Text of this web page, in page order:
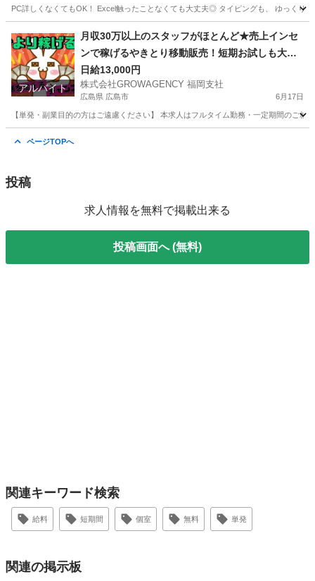
PC詳しくなくてもOK！ Excel触ったことなくても大丈夫◎ タイピングも、 ゆっくり
一般事務 タイピング
アルバイト
月収30万以上のスタッフがほとんど★売上インセ
ンで稼げるやきとり移動販売！短期お試しも大歓
迎♪
日給13,000円
株式会社GROWAGENCY 福岡支社
広島県 広島市 6月17日
【単発・副業目的の方はご遠慮ください】 本求人はフルタイム勤務・一定期間のご
ページTOPへ
投稿
求人情報を無料で掲載出来る
投稿画面へ (無料)
関連キーワード検索
給料 短期間 個室 無料 単発
関連の掲示板